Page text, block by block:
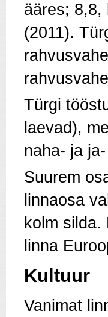
ääres; 8,8,
(2011).
Türgi
laevad),
naha- ja
Suurem
linnaosa
kolm
linna
Kultuur
Vanimat